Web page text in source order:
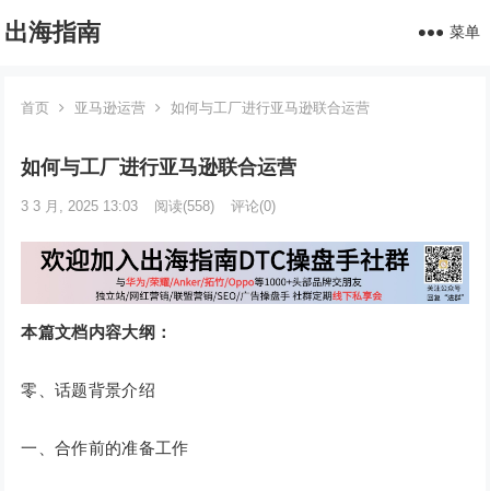
出海指南 菜单
首页 亚马逊运营 如何与工厂进行亚马逊联合运营
如何与工厂进行亚马逊联合运营
3 3 月, 2025 13:03 阅读(558) 评论(0)
本篇文档内容大纲：
零、话题背景介绍
一、合作前的准备工作